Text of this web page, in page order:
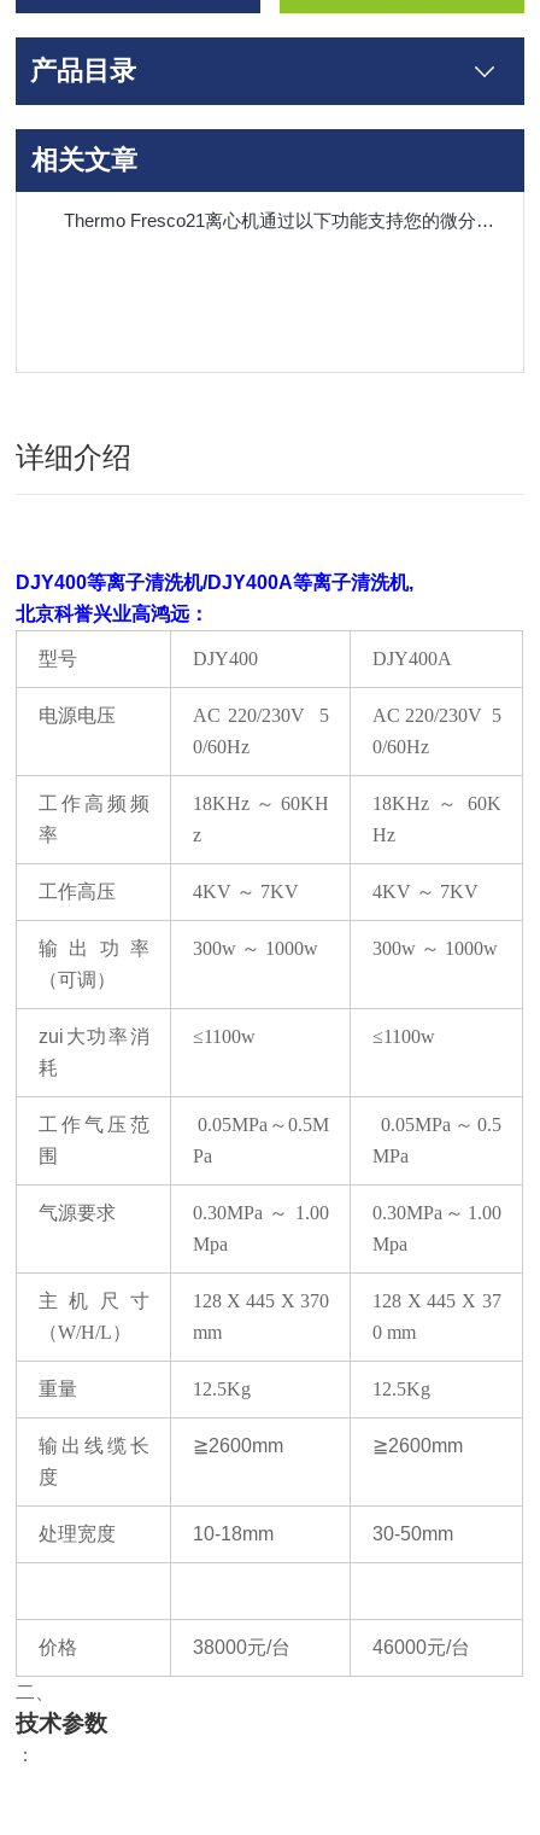
产品目录
相关文章
Thermo Fresco21离心机通过以下功能支持您的微分离需求
详细介绍
DJY400等离子清洗机/DJY400A等离子清洗机,
北京科誉兴业高鸿远：
型号 DJY400 DJY400A
电源电压 AC 220/230V
5
0/60Hz
AC 220/230V 5
0/60Hz
工作高频频
率
18KHz ～ 60KH
z
18KHz ～
60K
Hz
工作高压 4KV ～ 7KV 4KV ～ 7KV
输出功率
（可调）
300w ～ 1000w 300w ～ 1000w
zui大功率消
耗
≤1100w ≤1100w
工作气压范
围
0.05MPa ～0.5M
Pa
0.05MPa ～0.5
MPa
气源要求 0.30MPa ～ 1.00
Mpa
0.30MPa ～ 1.00
Mpa
主机尺寸
（W/H/L）
128 X 445 X 370
mm
128 X 445 X 37
0 mm
重量 12.5Kg 12.5Kg
输出线缆长
度
≧2600mm ≧2600mm
处理宽度 10-18mm 30-50mm
价格 38000元/台 46000元/台
二、
技术参数
：